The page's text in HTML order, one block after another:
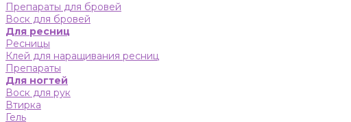
Препараты для бровей
Воск для бровей
Для ресниц
Ресницы
Клей для наращивания ресниц
Препараты
Для ногтей
Воск для рук
Втирка
Гель